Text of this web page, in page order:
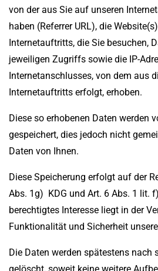
von der aus Sie auf unseren
haben (Referrer URL), die
Internetauftritts, die Sie besuchen,
jeweiligen Zugriffs sowie die IP-
Internetanschlusses, von dem aus
Internetauftritts erfolgt, erhoben.
Diese so erhobenen Daten werden
gespeichert, dies jedoch nicht
Daten von Ihnen.
Diese Speicherung erfolgt auf der
Abs. 1g) KDG und Art. 6 Abs. 1 lit.
berechtigtes Interesse liegt in der
Funktionalität und Sicherheit
Die Daten werden spätestens nach